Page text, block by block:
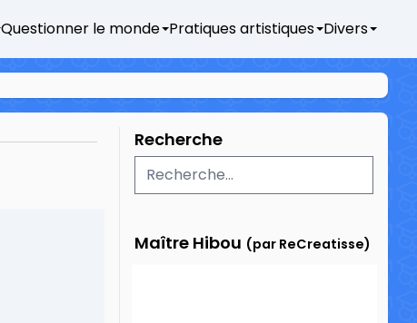
Questionner le monde Pratiques artistiques Divers
Recherche
Maître Hibou (par ReCreatisse)